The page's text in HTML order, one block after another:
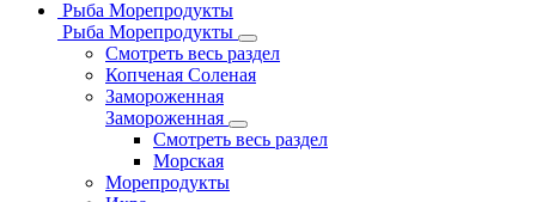
Рыба Морепродукты
Рыба Морепродукты
Смотреть весь раздел
Копченая Соленая
Замороженная
Замороженная
Смотреть весь раздел
Морская
Морепродукты